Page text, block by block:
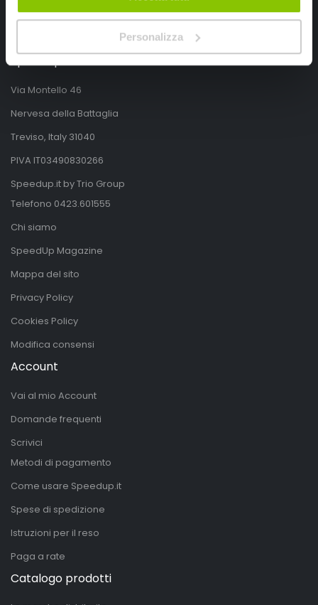
Personalizza
SpeedUp.it
Via Montello 46
Nervesa della Battaglia
Treviso, Italy 31040
PIVA IT03490830266
Speedup.it by Trio Group
Telefono 0423.601555
Chi siamo
SpeedUp Magazine
Mappa del sito
Privacy Policy
Cookies Policy
Modifica consensi
Account
Vai al mio Account
Domande frequenti
Scrivici
Metodi di pagamento
Come usare Speedup.it
Spese di spedizione
Istruzioni per il reso
Paga a rate
Catalogo prodotti